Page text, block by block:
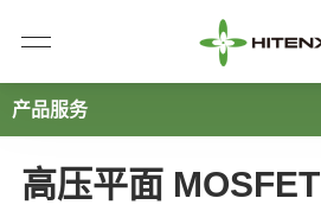
产品服务
高压平面 MOSFET